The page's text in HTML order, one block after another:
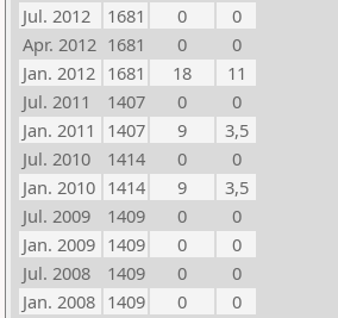
Jul. 2012
1681 0
0
Apr. 2012 1681 0
0
Jan. 2012 1681 18
11
Jul. 2011
1407 0
0
Jan. 2011
1407 9
3,5
Jul. 2010
1414 0
0
Jan. 2010 1414 9
3,5
Jul. 2009
1409 0
0
Jan. 2009 1409 0
0
Jul. 2008
1409 0
0
Jan. 2008 1409 0
0